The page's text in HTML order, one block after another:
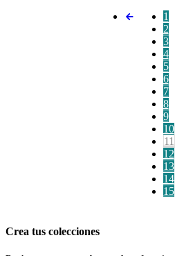
1
2
3
4
5
6
7
8
9
10
11
12
13
14
15
Crea tus colecciones